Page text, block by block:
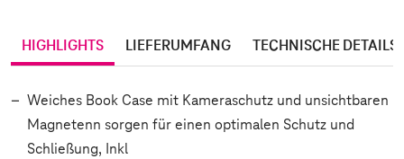
HIGHLIGHTS LIEFERUMFANG TECHNISCHE DETAILS
Weiches Book Case mit Kameraschutz und unsichtbaren
Magnetenn sorgen für einen optimalen Schutz und
Schließung, Inkl